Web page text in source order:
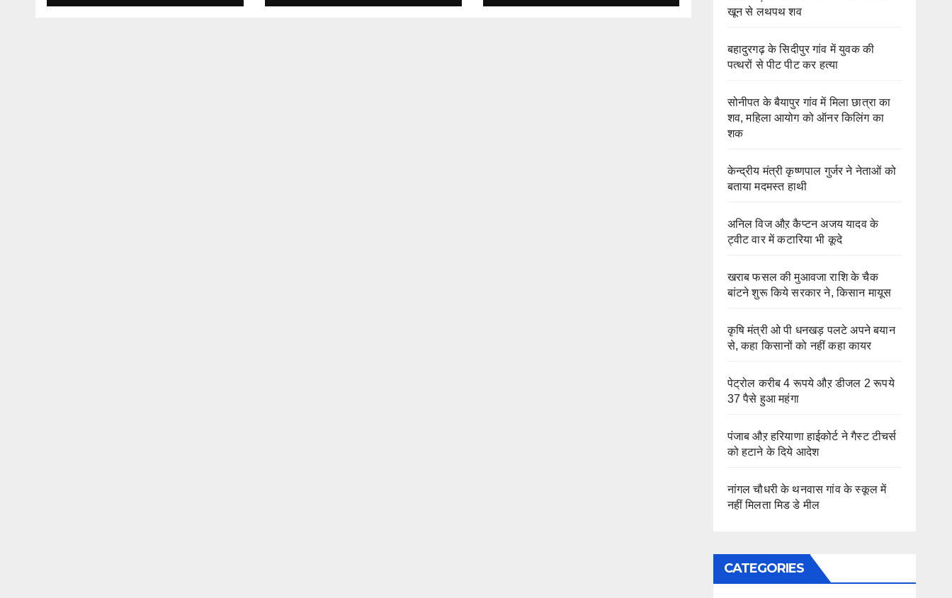
खून से लथपथ शव
बहादुरगढ़ के सिदीपुर गांव में युवक की
पत्थरों से पीट पीट कर हत्या
सोनीपत के बैयापुर गांव में मिला छात्रा का
शव, महिला आयोग को ऑनर किलिंग का
शक
केन्द्रीय मंत्री कृष्णपाल गुर्जर ने नेताओं को
बताया मदमस्त हाथी
अनिल विज औऱ कैप्टन अजय यादव के
ट्वीट वार में कटारिया भी कूदे
खराब फसल की मुआवजा राशि के चैक
बांटने शुरू किये सरकार ने, किसान मायूस
कृषि मंत्री ओ पी धनखड़ पलटे अपने बयान
से, कहा किसानों को नहीं कहा कायर
पेट्रोल करीब 4 रूपये औऱ डीजल 2 रूपये
37 पैसे हुआ महंगा
पंजाब औऱ हरियाणा हाईकोर्ट ने गैस्ट टीचर्स
को हटाने के दिये आदेश
नांगल चौधरी के थनवास गांव के स्कूल में
नहीं मिलता मिड डे मील
CATEGORIES